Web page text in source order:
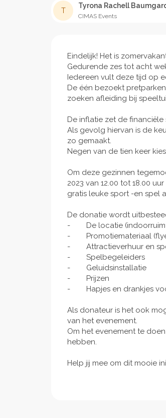
T
Tyrona Rachell
CIMAS Events
Eindelijk! Het is
Gedurende zes tot acht
Iedereen vult deze tijd op
De één bezoekt
zoeken afleiding bij
De inflatie zet de
Als gevolg hiervan is de
zo gemaakt.
Negen van de tien keer
Om deze gezinnen
2023 van 12.00 tot 18.00
gratis leuke sport -en spel
De donatie wordt
- De locatie
- Promotiemateriaal
- Attractieverhuur en
- Spelbegeleiders
- Geluidsinstallatie
- Prijzen
- Hapjes en drankjes
Als donateur is het ook
van het evenement.
Om het evenement te
hebben.
Help jij mee om dit mooie